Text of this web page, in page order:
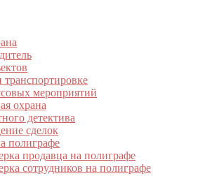
мероприятий
охрана
детектива
сделок
полиграфе
продавца на полиграфе
сотрудников на полиграфе